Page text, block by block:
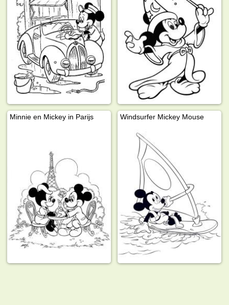
Minnie en Mickey in Parijs Windsurfer Mickey Mouse